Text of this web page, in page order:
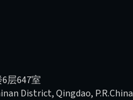
层647室
District, Qingdao, P.R.China